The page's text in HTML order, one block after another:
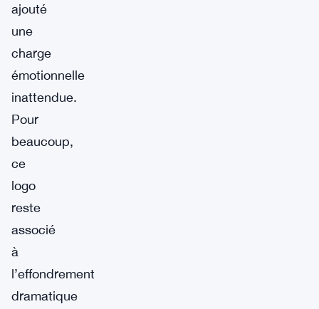
ajouté
une
charge
émotionnelle
inattendue.
Pour
beaucoup,
ce
logo
reste
associé
à
l’effondrement
dramatique